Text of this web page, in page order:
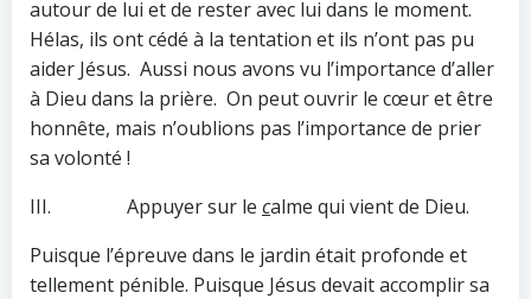
autour de lui et de rester avec lui dans le moment.
Hélas, ils ont cédé à la tentation et ils n’ont pas pu
aider Jésus. Aussi nous avons vu l’importance d’aller
à Dieu dans la prière. On peut ouvrir le cœur et être
honnête, mais n’oublions pas l’importance de prier
sa volonté !
III. Appuyer sur le calme qui vient de Dieu.
Puisque l’épreuve dans le jardin était profonde et
tellement pénible. Puisque Jésus devait accomplir sa